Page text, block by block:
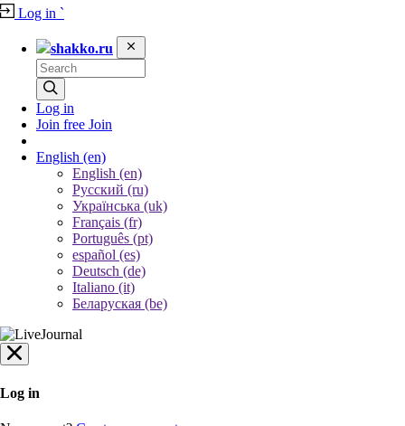
Log in `
shakko.ru
Log in
Join free Join
English (en)
English (en)
Русский (ru)
Українська (uk)
Français (fr)
Português (pt)
español (es)
Deutsch (de)
Italiano (it)
Беларуская (be)
Log in